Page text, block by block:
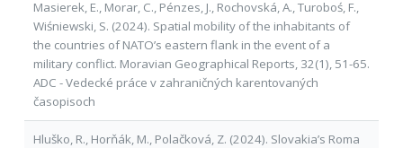
Masierek, E., Morar, C., Pénzes, J., Rochovská, A., Turoboś, F.,
Wiśniewski, S. (2024). Spatial mobility of the inhabitants of
the countries of NATO’s eastern flank in the event of a
military conflict. Moravian Geographical Reports, 32(1), 51-65.
ADC - Vedecké práce v zahraničných karentovaných
časopisoch
Hluško, R., Horňák, M., Polačková, Z. (2024). Slovakiaʼs Roma